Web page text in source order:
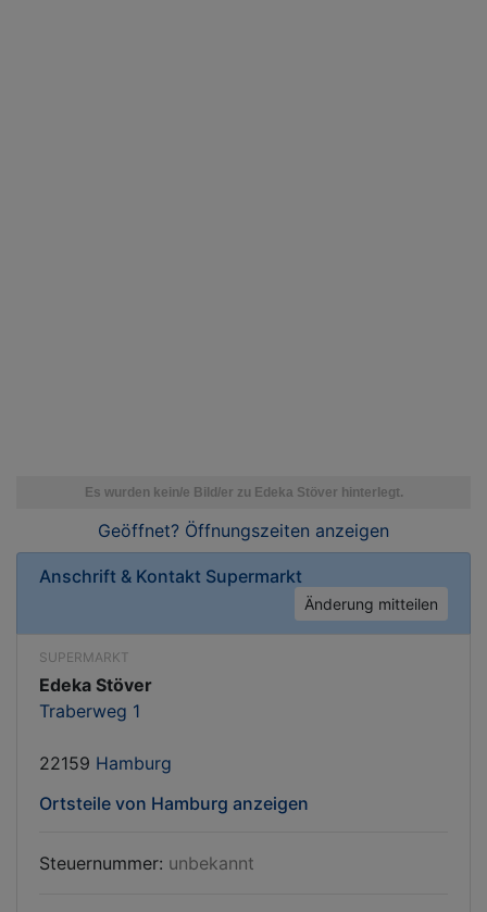
Geöffnet? Öffnungszeiten anzeigen
Anschrift & Kontakt Supermarkt
Änderung mitteilen
SUPERMARKT
Edeka Stöver
Traberweg 1
22159 Hamburg
Ortsteile von Hamburg anzeigen
Steuernummer: unbekannt